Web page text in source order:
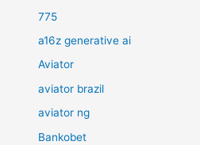
775
a16z generative ai
Aviator
aviator brazil
aviator ng
Bankobet